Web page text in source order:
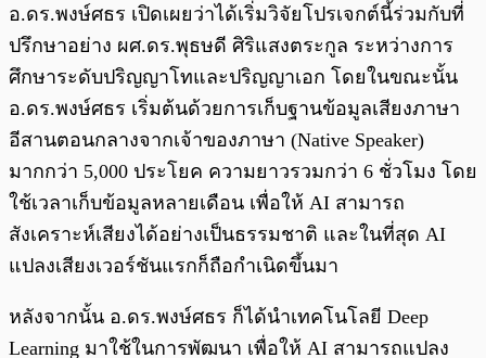
อ.ดร.พงษ์ศธร เปิดเผยว่าได้เริ่มวิจัยโปรเจกต์นี้ร่วมกับที่
ปรึกษาอย่าง ผศ.ดร.พุธษดี ศิริแสงตระกูล ระหว่างการ
ศึกษาระดับปริญญาโทและปริญญาเอก โดยในขณะนั้น
อ.ดร.พงษ์ศธร เริ่มต้นด้วยการเก็บฐานข้อมูลเสียงภาษา
อีสานตอนกลางจากเจ้าของภาษา (Native Speaker)
มากกว่า 5,000 ประโยค ความยาวรวมกว่า 6 ชั่วโมง โดย
ใช้เวลาเก็บข้อมูลหลายเดือน เพื่อให้ AI สามารถ
สังเคราะห์เสียงได้อย่างเป็นธรรมชาติ และในที่สุด AI
แปลงเสียงเวอร์ชันแรกก็ถือกำเนิดขึ้นมา
หลังจากนั้น อ.ดร.พงษ์ศธร ก็ได้นำเทคโนโลยี Deep
Learning มาใช้ในการพัฒนา เพื่อให้ AI สามารถแปลง